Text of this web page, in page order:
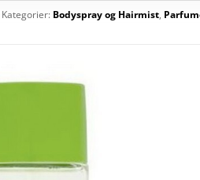
Kategorier: Bodyspray og Hairmist,